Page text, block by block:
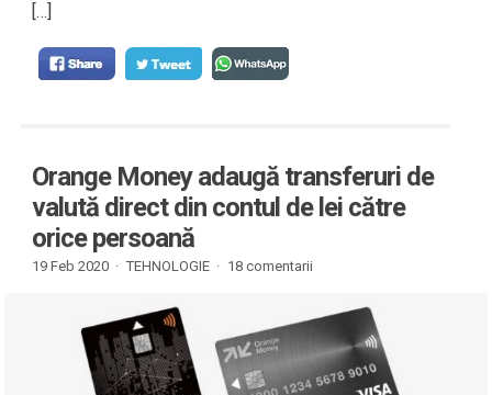
[…]
Orange Money adaugă transferuri de
valută direct din contul de lei către
orice persoană
19 Feb 2020 · TEHNOLOGIE · 18 comentarii